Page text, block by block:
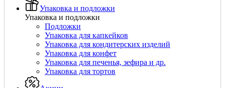
Упаковка и подложки
Упаковка и подложки
Подложки
Упаковка для капкейков
Упаковка для кондитерских изделий
Упаковка для конфет
Упаковка для печенья, зефира и др.
Упаковка для тортов